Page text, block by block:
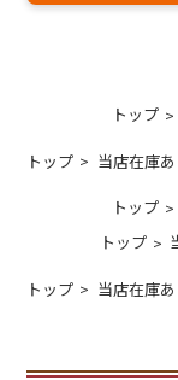
トップ
トップ 当店在庫あ
トップ
トップ
トップ 当店在庫あ